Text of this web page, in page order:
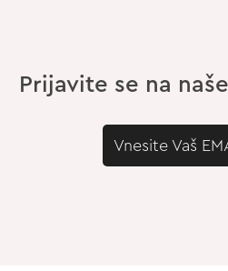
Prijavite se na
Vnesite Vaš